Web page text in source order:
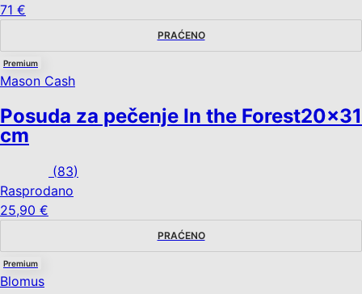
71 €
PRAĆENO
Premium
Mason Cash
Posuda za pečenje In the Forest20x31
cm
(83)
Rasprodano
25,90 €
PRAĆENO
Premium
Blomus